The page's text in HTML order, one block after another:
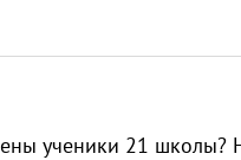
ученики 21 школы?